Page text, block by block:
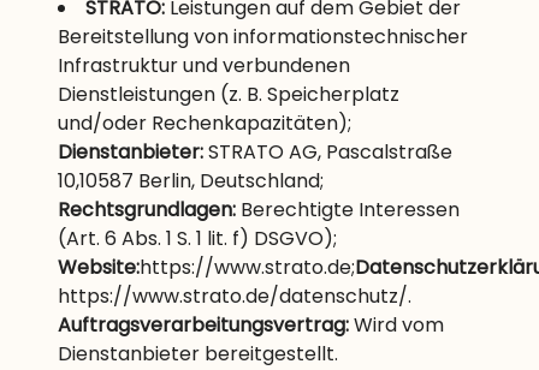
STRATO: Leistungen auf dem Gebiet der
Bereitstellung von informationstechnischer
Infrastruktur und verbundenen
Dienstleistungen (z. B. Speicherplatz
und/oder Rechenkapazitäten);
Dienstanbieter:STRATO AG, Pascalstraße
10,10587 Berlin, Deutschland;
Rechtsgrundlagen: Berechtigte Interessen
(Art. 6 Abs. 1 S. 1 lit. f) DSGVO);
Website:https://www.strato.de;
https://www.strato.de/datenschutz/.
Auftragsverarbeitungsvertrag:Wird vom
Dienstanbieter bereitgestellt.